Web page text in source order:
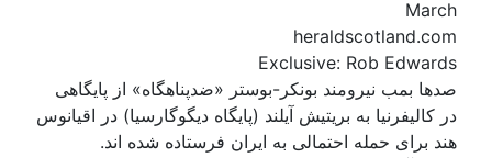
March
heraldscotland.com
Exclusive: Rob Edwards
صدها بمب نیرومند بونکر-بوستر «ضدپناهگاه» از پایگاهی
در کالیفرنیا به بریتیش آیلند (پایگاه دیگوگارسیا) در اقیانوس
هند برای حمله احتمالی به ایران فرستاده شده اند.